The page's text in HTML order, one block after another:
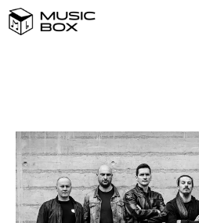
DOMAĆA GLAZBA
STRANA GLAZBA